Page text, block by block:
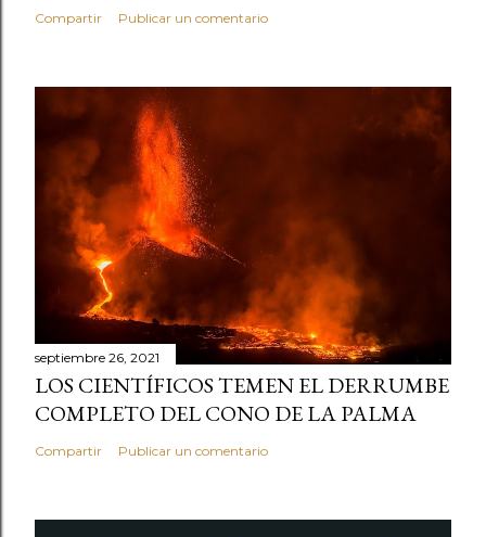
Compartir Publicar un comentario
septiembre 26, 2021
LOS CIENTÍFICOS TEMEN EL DERRUMBE
COMPLETO DEL CONO DE LA PALMA
Compartir Publicar un comentario